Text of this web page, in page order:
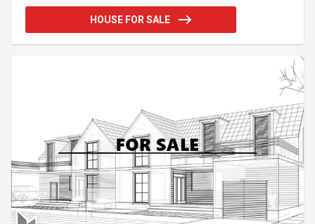
pâturages, cultures et boisé avec ruisseau, étang et
potentiel acéricole d'environ 500 entailles. Revenus
HOUSE FOR SALE